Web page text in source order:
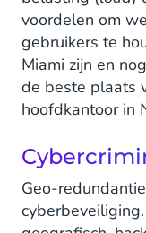
voordelen om
gebruikers te
Miami zijn en
de beste plaats
hoofdkantoor in
Geo-